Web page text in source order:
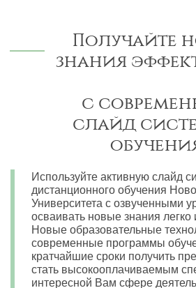
Получайте
знания
с
слайд
Используйте активную слайд
дистанционного обучения
Университета с озвученными
осваивать новые знания легко
Новые образовательные
современные программы
кратчайшие сроки получить
стать высокооплачиваемым
интересной Вам сфере